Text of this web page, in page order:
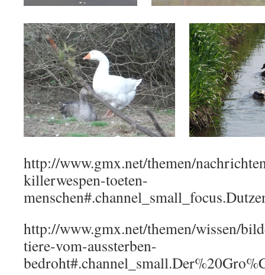
http://www.gmx.net/themen/
killerwespen-toeten-
http://www.gmx.net/themen/wissen/
tiere-vom-aussterben-